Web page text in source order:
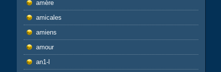
amère
amicales
amiens
amour
an1-l